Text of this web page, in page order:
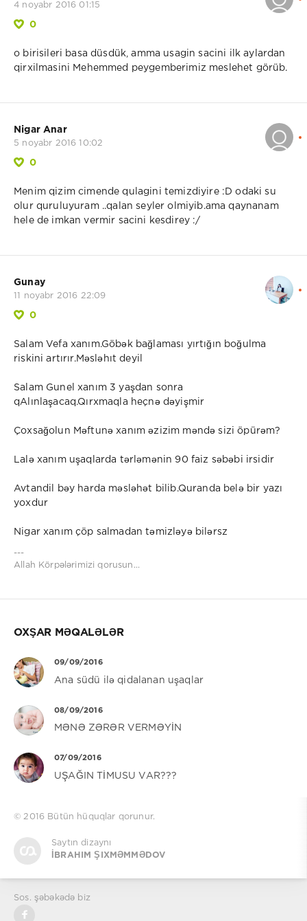
4 noyabr 2016 01:15
0
o birisileri basa düsdük, amma usagin sacini ilk aylardan
qirxilmasini Mehemmed peygemberimiz meslehet görüb.
Nigar Anar
5 noyabr 2016 10:02
0
Menim qizim cimende qulagini temizdiyire :D odaki su
olur quruluyuram ..qalan seyler olmiyib.ama qaynanam
hele de imkan vermir sacini kesdirey :/
Gunay
11 noyabr 2016 22:09
0
Salam Vefa xanım.Göbək bağlaması yırtığın boğulma
riskini artırır.Məsləhıt deyil
Salam Gunel xanım 3 yaşdan sonra
qAlınlaşacaq.Qırxmaqla heçnə dəyişmir
Çoxsağolun Məftunə xanım əzizim məndə sizi öpürəm?
Lalə xanım uşaqlarda tərləmənin 90 faiz səbəbi irsidir
Avtandil bəy harda məsləhət bilib.Quranda belə bir yazı
yoxdur
Nigar xanım çöp salmadan təmizləyə bilərsz
---
Allah Körpələrimizi qorusun...
OXŞAR MƏQALƏLƏR
09/09/2016
Ana südü ilə qidalanan uşaqlar
08/09/2016
MƏNƏ ZƏRƏR VERMƏYİN
07/09/2016
UŞAĞIN TİMUSU VAR???
© 2016 Bütün hüquqlar qorunur.
Saytın dizaynı
İBRAHIM ŞIXMƏMMƏDOV
Sos. şəbəkədə biz